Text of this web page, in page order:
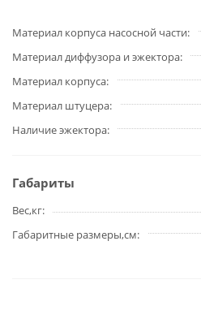
Материал корпуса насосной части
Материал диффузора и эжектора
Материал корпуса
Материал штуцера
Наличие эжектора
Габариты
Вес,кг
Габаритные размеры,см